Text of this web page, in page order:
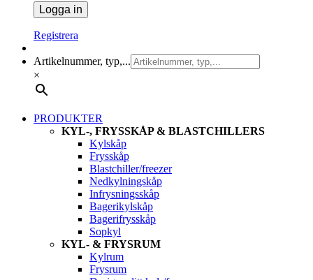
Registrera
Artikelnummer, typ,...
×
PRODUKTER
KYL-, FRYSSKÅP & BLASTCHILLERS
Kylskåp
Frysskåp
Blastchiller/freezer
Nedkylningskåp
Infrysningsskåp
Bagerikylskåp
Bagerifrysskåp
Sopkyl
KYL- & FRYSRUM
Kylrum
Frysrum